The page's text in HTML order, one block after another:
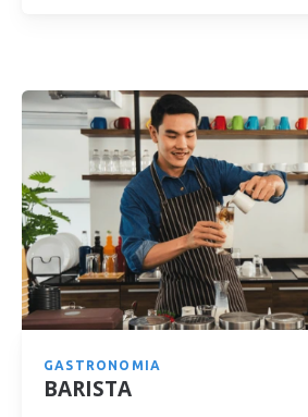
GASTRONOMIA
BARISTA